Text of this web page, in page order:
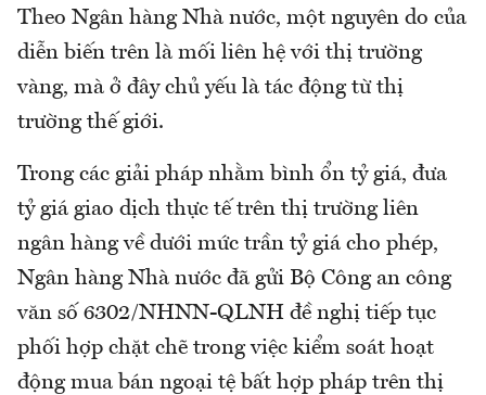
Theo Ngân hàng Nhà nước, một nguyên do của
diễn biến trên là mối liên hệ với thị trường
vàng, mà ở đây chủ yếu là tác động từ thị
trường thế giới.
Trong các giải pháp nhằm bình ổn tỷ giá, đưa
tỷ giá giao dịch thực tế trên thị trường liên
ngân hàng về dưới mức trần tỷ giá cho phép,
Ngân hàng Nhà nước đã gửi Bộ Công an công
văn số 6302/NHNN-QLNH đề nghị tiếp tục
phối hợp chặt chẽ trong việc kiểm soát hoạt
động mua bán ngoại tệ bất hợp pháp trên thị